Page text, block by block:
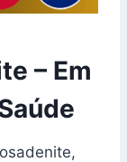
– Em